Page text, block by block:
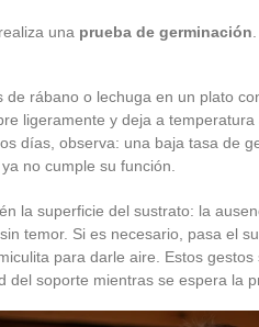
una prueba de germinación
de rábano o lechuga en un plato
ligeramente y deja a temperatura
días, observa: una baja tasa de
no cumple su función.
la superficie del sustrato: la
temor. Si es necesario, pasa el
para darle aire. Estos
del soporte mientras se espera la